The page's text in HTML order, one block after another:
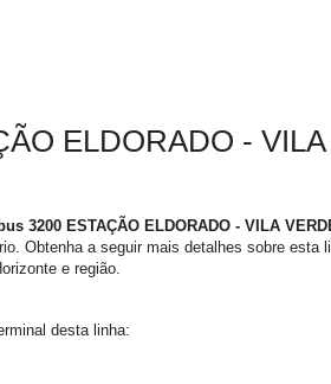
ELDORADO - VILA
3200 ESTAÇÃO ELDORADO - VILA
Obtenha a seguir mais detalhes sobre esta
e região.
desta linha: